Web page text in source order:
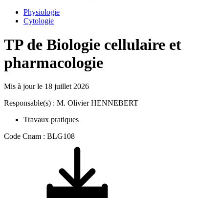
Physiologie
Cytologie
TP de Biologie cellulaire et
pharmacologie
Mis à jour le 18 juillet 2026
Responsable(s) : M. Olivier HENNEBERT
Travaux pratiques
Code Cnam : BLG108